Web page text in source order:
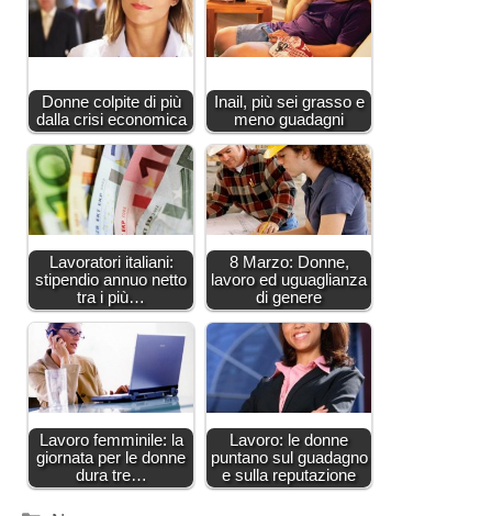
Donne colpite di più
dalla crisi economica
Inail, più sei grasso e
meno guadagni
Lavoratori italiani:
stipendio annuo netto
tra i più…
8 Marzo: Donne,
lavoro ed uguaglianza
di genere
Lavoro femminile: la
giornata per le donne
dura tre…
Lavoro: le donne
puntano sul guadagno
e sulla reputazione